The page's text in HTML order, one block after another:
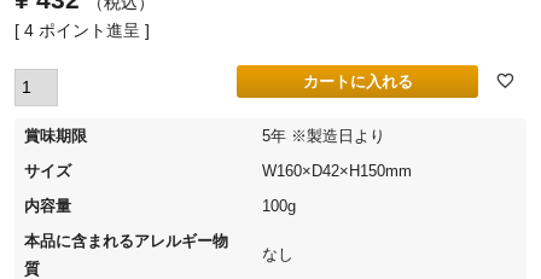
[ 4 ポイント進呈 ]
カートに入れる
賞味期限
5年 ※製造日より
サイズ
W160×D42×H150mm
内容量
100g
本品に含まれるアレルギー物
質
なし